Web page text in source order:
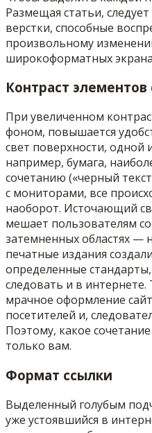
Размещая статьи,
верстки, способные
произвольному
широкоформатных
Контраст
При увеличенном
фоном, повышается
свет поверхности, одной
например, бумага,
сочетанию («черный
с мониторами, все
наоборот. Источающий
мешает пользователям
затемненных областях —
печатные издания
определенные
следовать и в
мрачное оформление
посетителей и,
Поэтому, какое
только вам.
Формат ссылки
Выделенный голубым
уже устоявшийся в